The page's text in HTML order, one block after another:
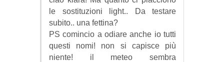
le sostituzioni light.. Da testare
subito.. una fettina?
PS comincio a odiare anche io tutti
questi nomi! non si capisce più
niente! il meteo sembra